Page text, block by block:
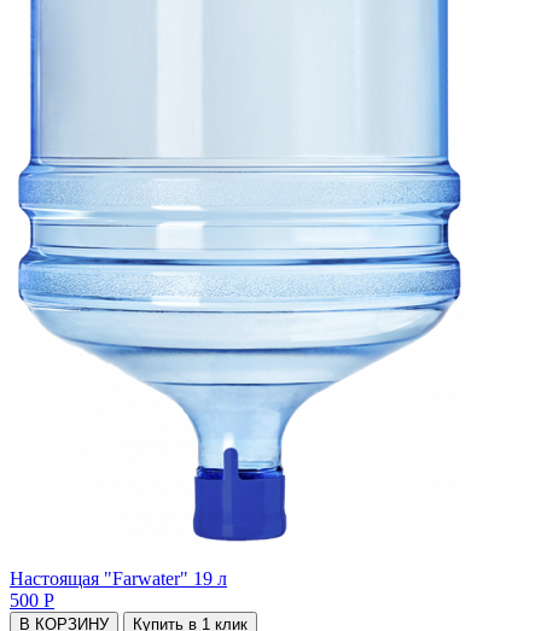
Настоящая "Farwater" 19 л
500 Р
В КОРЗИНУ Купить в 1 клик